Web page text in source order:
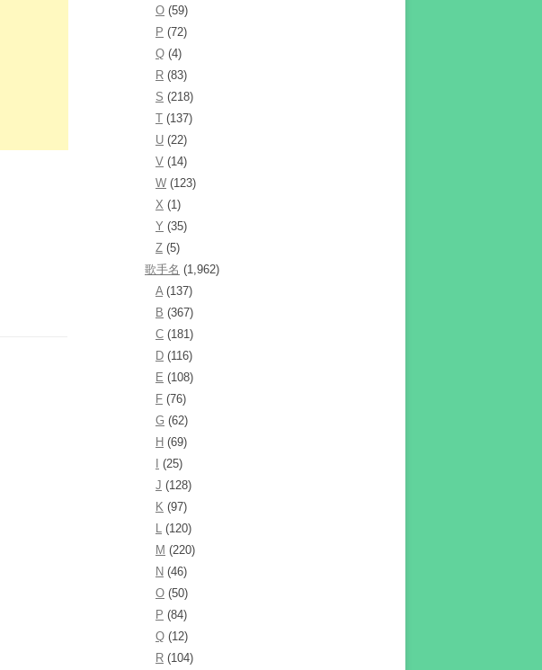
O (59)
P (72)
Q (4)
R (83)
S (218)
T (137)
U (22)
V (14)
W (123)
X (1)
Y (35)
Z (5)
歌手名 (1,962)
A(137)
B (367)
C (181)
D (116)
E (108)
F (76)
G (62)
H (69)
(25)
J (128)
K (97)
L (120)
M (220)
N (46)
O (50)
P (84)
Q (12)
R (104)